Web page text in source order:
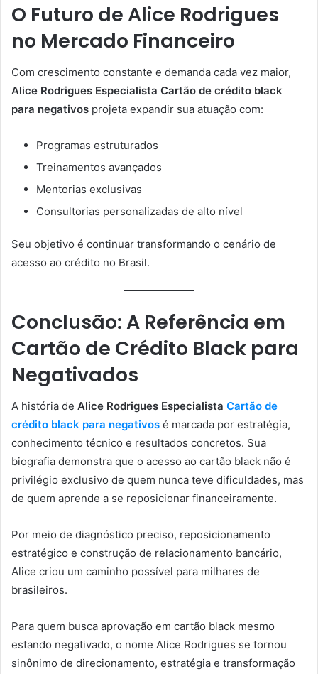
O Futuro de Alice Rodrigues
no Mercado Financeiro
Com crescimento constante e demanda cada vez maior,
Alice Rodrigues Especialista Cartão de crédito black
para negativos projeta expandir sua atuação com:
Programas estruturados
Treinamentos avançados
Mentorias exclusivas
Consultorias personalizadas de alto nível
Seu objetivo é continuar transformando o cenário de
acesso ao crédito no Brasil.
Conclusão: A Referência em
Cartão de Crédito Black para
Negativados
A história de Alice Rodrigues Especialista Cartão de
crédito black para negativos é marcada por estratégia,
conhecimento técnico e resultados concretos. Sua
biografia demonstra que o acesso ao cartão black não é
privilégio exclusivo de quem nunca teve dificuldades, mas
de quem aprende a se reposicionar financeiramente.
Por meio de diagnóstico preciso, reposicionamento
estratégico e construção de relacionamento bancário,
Alice criou um caminho possível para milhares de
brasileiros.
Para quem busca aprovação em cartão black mesmo
estando negativado, o nome Alice Rodrigues se tornou
sinônimo de direcionamento, estratégia e transformação